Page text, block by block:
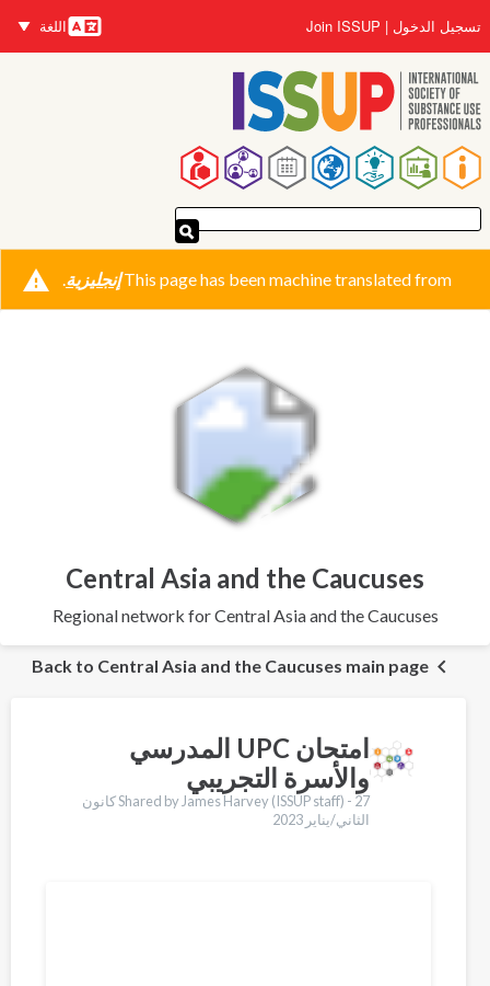
إلى
المحتوى
الرئيسي
تسجيل الدخول Join ISSUP
اللغات
اللغة
القائمة
الرئيسية
رسالة
This page has been machine translated from إنجليزية.
Central Asia and the Caucuses
Regional network for Central Asia and the Caucuses
Back to Central Asia and the Caucuses main page
امتحان UPC المدرسي
والأسرة التجريبي
Shared by James Harvey (ISSUP staff) -27 كانون
الثاني/يناير 2023